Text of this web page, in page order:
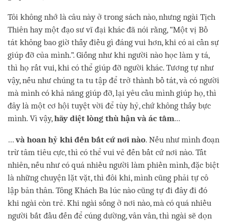
Tôi không nhớ là câu này ở trong sách nào, nhưng ngài Tịch
Thiên hay một đạo sư vĩ đại khác đã nói rằng, “Một vị Bồ
tát không bao giờ thấy điều gì đáng vui hơn, khi có ai cần sự
giúp đỡ của mình.”. Giống như khi người nào học làm y tá,
thì họ rất vui, khi có thể giúp đỡ người khác. Tương tự như
vậy, nếu như chúng ta tu tập để trở thành bồ tát, và có người
mà mình có khả năng giúp đỡ, lại yêu cầu mình giúp họ, thì
đây là một cơ hội tuyệt vời để tùy hỷ, chứ không thấy bực
mình. Vì vậy,hãy diệt lòng thù hận và ác tâm...
…và hoan hỷ khi đến bất cứ nơi nào. Nếu như mình đoạn
trừ tâm tiêu cực, thì có thể vui vẻ đến bất cứ nơi nào. Tất
nhiên, nếu như có quá nhiều người làm phiền mình, đặc biệt
là những chuyện lặt vặt, thì đôi khi, mình cũng phải tự cô
lập bản thân. Tông Khách Ba lúc nào cũng tự đi đây đi đó
khi ngài còn trẻ. Khi ngài sống ở nơi nào, mà có quá nhiều
người bắt đầu đến để cúng dường, vân vân, thì ngài sẽ dọn